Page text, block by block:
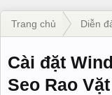
Trang chủ Diễn
Cài đặt
Seo Rao Vặt